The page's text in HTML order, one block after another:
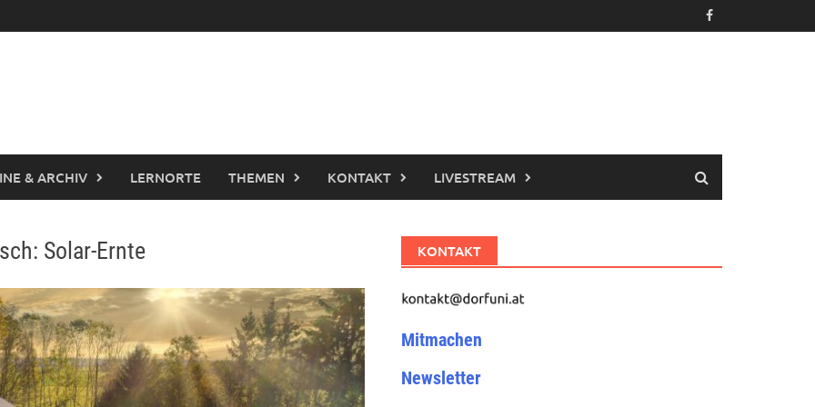
& ARCHIV LERNORTE THEMEN KONTAKT LIVESTREAM
Solar-Ernte KONTAKT
Mitmachen
Newsletter